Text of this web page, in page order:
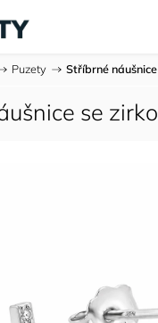
Puzety / Stříbrné
se